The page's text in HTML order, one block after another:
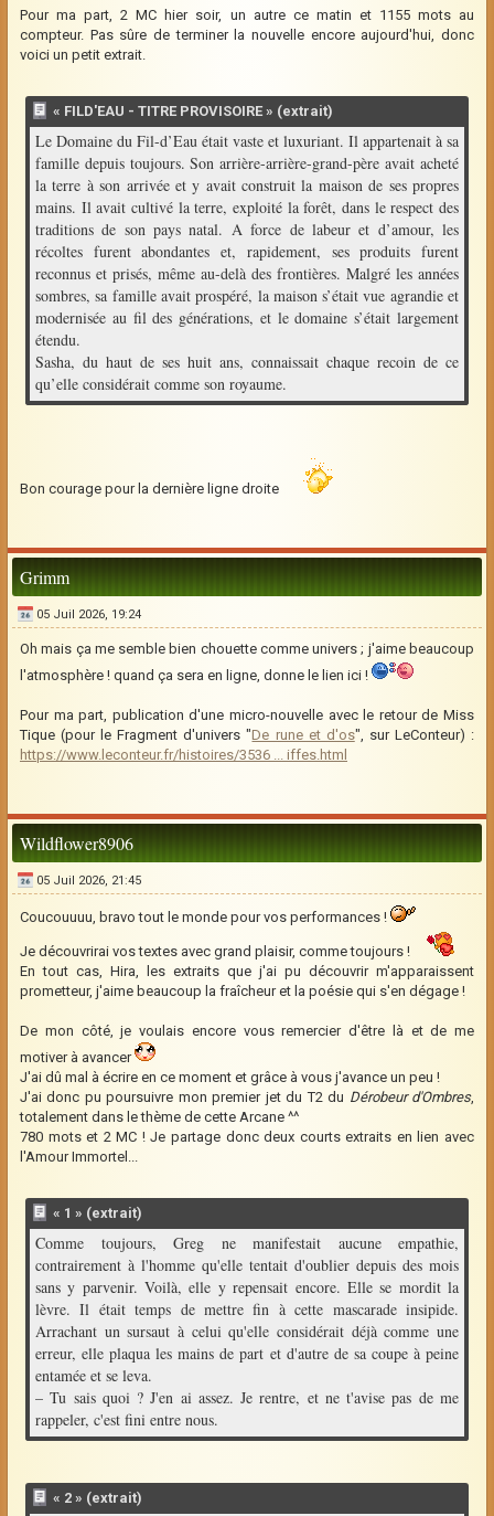
Pour ma part, 2 MC hier soir, un autre ce matin et 1155 mots au
compteur. Pas sûre de terminer la nouvelle encore aujourd'hui, donc
voici un petit extrait.
« FILD'EAU - TITRE PROVISOIRE » (extrait)
Le Domaine du Fil-d’Eau était vaste et luxuriant. Il appartenait à sa
famille depuis toujours. Son arrière-arrière-grand-père avait acheté
la terre à son arrivée et y avait construit la maison de ses propres
mains. Il avait cultivé la terre, exploité la forêt, dans le respect des
traditions de son pays natal. A force de labeur et d’amour, les
récoltes furent abondantes et, rapidement, ses produits furent
reconnus et prisés, même au-delà des frontières. Malgré les années
sombres, sa famille avait prospéré, la maison s’était vue agrandie et
modernisée au fil des générations, et le domaine s’était largement
étendu.
Sasha, du haut de ses huit ans, connaissait chaque recoin de ce
qu’elle considérait comme son royaume.
Bon courage pour la dernière ligne droite
Grimm
05 Juil 2026, 19:24
Oh mais ça me semble bien chouette comme univers ; j'aime beaucoup
l'atmosphère ! quand ça sera en ligne, donne le lien ici !
Pour ma part, publication d'une micro-nouvelle avec le retour de Miss
Tique (pour le Fragment d'univers "De rune et d'os", sur LeConteur) :
https://www.leconteur.fr/histoires/3536 ... iffes.html
Wildflower8906
05 Juil 2026, 21:45
Coucouuuu, bravo tout le monde pour vos performances !
Je découvrirai vos textes avec grand plaisir, comme toujours !
En tout cas, Hira, les extraits que j'ai pu découvrir m'apparaissent
prometteur, j'aime beaucoup la fraîcheur et la poésie qui s'en dégage !
De mon côté, je voulais encore vous remercier d'être là et de me
motiver à avancer
J'ai dû mal à écrire en ce moment et grâce à vous j'avance un peu !
J'ai donc pu poursuivre mon premier jet du T2 du Dérobeur d'Ombres,
totalement dans le thème de cette Arcane ^^
780 mots et 2 MC ! Je partage donc deux courts extraits en lien avec
l'Amour Immortel...
« 1 » (extrait)
Comme toujours, Greg ne manifestait aucune empathie,
contrairement à l'homme qu'elle tentait d'oublier depuis des mois
sans y parvenir. Voilà, elle y repensait encore. Elle se mordit la
lèvre. Il était temps de mettre fin à cette mascarade insipide.
Arrachant un sursaut à celui qu'elle considérait déjà comme une
erreur, elle plaqua les mains de part et d'autre de sa coupe à peine
entamée et se leva.
– Tu sais quoi ? J'en ai assez. Je rentre, et ne t'avise pas de me
rappeler, c'est fini entre nous.
« 2 » (extrait)